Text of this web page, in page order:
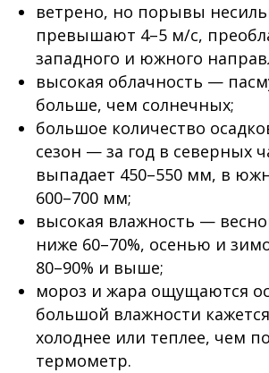
ветрено, но порывы
превышают 4–5 м/с,
западного и южного
высокая облачность —
больше, чем солнечных;
большое количество
сезон — за год в северных
выпадает 450–550 мм, в
600–700 мм;
высокая влажность —
ниже 60–70%, осенью и
80–90% и выше;
мороз и жара ощущаются
большой влажности
холоднее или теплее, чем
термометр.